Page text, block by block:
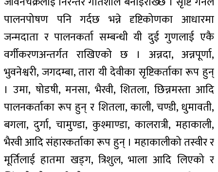
पालनपोषण पनि गर्दछ भन्ने दृष्टिकोणका आधारमा
जन्मदाता र पालनकर्ता सम्बन्धी यी दुई गुणलाई एकै
वर्गीकरणअन्तर्गत राखिएको छ । अन्नदा, अन्नपूर्णा,
भुवनेश्वरी, जगदम्बा, तारा यी देवीका सृष्टिकर्ताका रूप हुन्
। उमा, षोडषी, मनसा, भैरवी, शितला, छिन्नमस्ता आदि
पालनकर्ताका रूप हुन् र शितला, काली, चण्डी, धुमावती,
बगला, दुर्गा, चामुण्डा, कुश्माण्डा, कालरात्री, महाकाली,
भैरवी आदि संहारकर्ताका रूप हुन् । महाकालीको तस्वीर र
मूर्तिलाई हातमा खड्ग, त्रिशुल, भाला आदि लिएको र